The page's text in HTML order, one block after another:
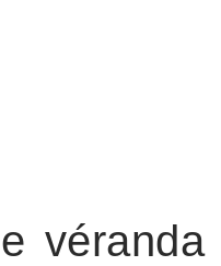
véranda